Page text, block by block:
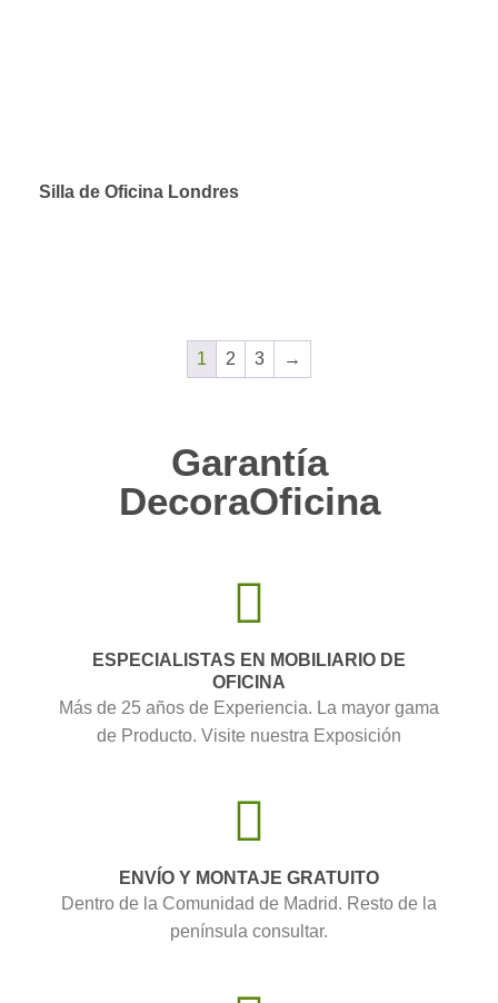
Silla de Oficina Londres
1 2 3 →
Garantía
DecoraOficina
ESPECIALISTAS EN MOBILIARIO DE
OFICINA
Más de 25 años de Experiencia. La mayor gama
de Producto. Visite nuestra Exposición
ENVÍO Y MONTAJE GRATUITO
Dentro de la Comunidad de Madrid. Resto de la
península consultar.